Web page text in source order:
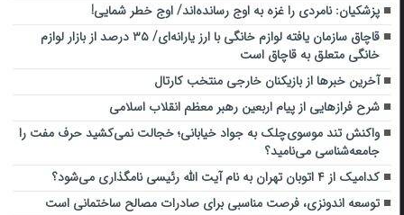
پزشکیان: نامردی را غزه به اوج رسانده‌اند/ اوج خطر شمایی!
قاچاق سازمان یافته لوازم خانگی با ارز یارانه‌ای/ ۳۵ درصد از بازار لوازم
خانگی متعلق به قاچاق است
آخرین خبرها از بازیکنان خارجی منتخب کارتال
شرح فرازهایی از پیام اربعین رهبر معظم انقلاب اسلامی
واکنش تند موسوی‌چلک به جواد خیابانی؛ خجالت نمی‌کشید حرف مفت را
جامعه‌شناسی می‌نامید؟
کدامیک از ۴ اتوبان تهران به نام آیت الله رئیسی نامگذاری می‌شود؟
توسعه اندونزی، فرصت مناسبی برای صادرات مصالح ساختمانی است